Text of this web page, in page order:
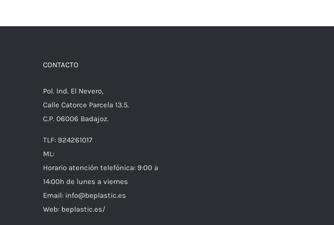
CONTACTO
Pol. Ind. El Nevero,
Calle Catorce Parcela 13.5.
C.P. 06006 Badajoz.
TLF: 924261017
ML:
Horario atención telefónica: 9:00 a
14:00h de lunes a viernes
Email: info@beplastic.es
Web: beplastic.es/